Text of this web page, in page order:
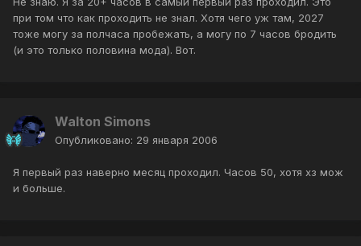
при том что как проходить не знал. Хотя чего уж там, 2027
тоже могу за полчаса пробежать, а могу по 7 часов бродить
(и это только половина мода). Вот.
Walton Simons
Опубликовано: 29 января 2006
Я первый раз наверно месяц проходил. Часов 50, хотя хз мож
и больше.